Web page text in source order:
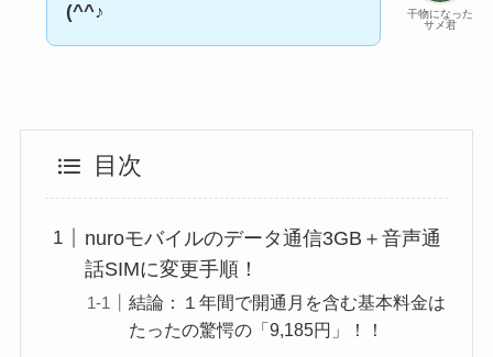
干物になった
サメ君
(^^♪
目次
nuroモバイルのデータ通信3GB＋音声通
話SIMに変更手順！
結論：１年間で開通月を含む基本料金は
たったの驚愕の「9,185円」！！